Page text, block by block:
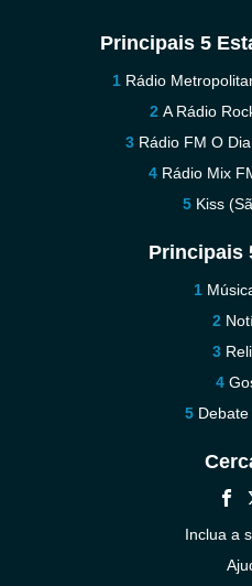
Principais 5
Rádio
A Rádio
Rádio FM O
Rádio Mix
Kiss
Principais
Inclua a